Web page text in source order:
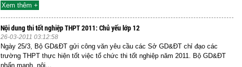
Xem thêm +
Nội dung thi tốt nghiệp THPT 2011: Chủ yếu lớp 12
26-03-2011 03:12:58
Ngày 25/3, Bộ GD&ĐT gửi công văn yêu cầu các Sở GD&ĐT chỉ đạo các
trường THPT thực hiện tốt việc tổ chức thi tốt nghiệp năm 2011. Bộ GD&ĐT
nhấn mạnh, nội...